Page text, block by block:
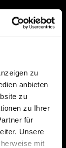
zu
anbieten
zu
zu Ihrer
für
Unsere
mit